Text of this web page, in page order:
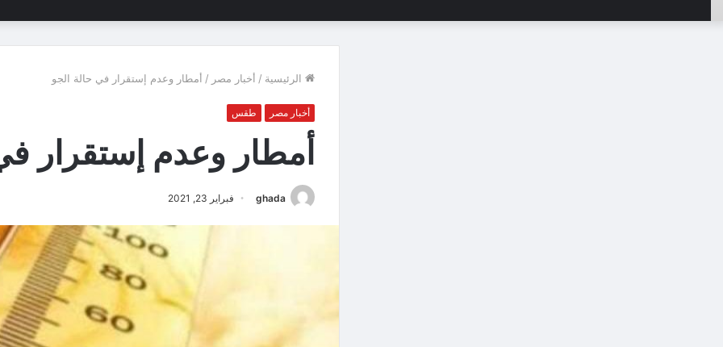
الرئيسية / أخبار مصر / أمطار وعدم إستقرار في حالة الجو
أخبار مصر طقس
أمطار وعدم إستقرار
ghada فبراير 23, 2021